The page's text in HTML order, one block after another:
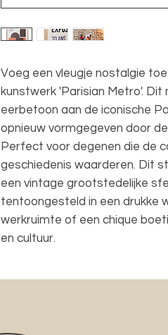
Voeg een vleugje nostalgie
kunstwerk 'Parisian Metro'.
eerbetoon aan de iconische
opnieuw vormgegeven door
Perfect voor degenen die de
geschiedenis waarderen. Dit
een vintage grootstedelijke
tentoongesteld in een drukke
werkruimte of een chique
en cultuur.